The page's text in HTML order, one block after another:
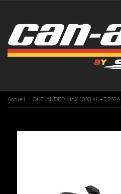
Accueil OUTLANDER MAX 1000 XU+ T 2024